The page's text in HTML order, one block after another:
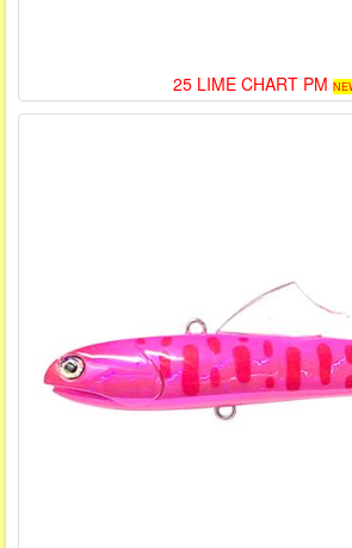
25 LIME CHART PM